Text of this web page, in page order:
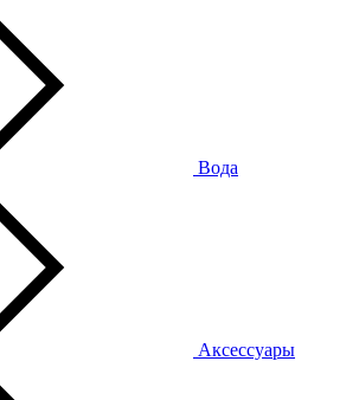
Вода
Аксессуары